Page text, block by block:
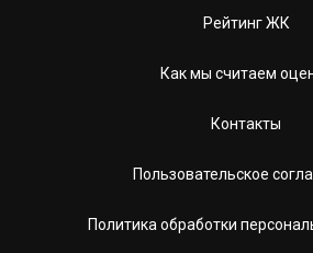
Рейтинг ЖК
Как мы считаем
Контакты
Пользовательское
Политика обработки